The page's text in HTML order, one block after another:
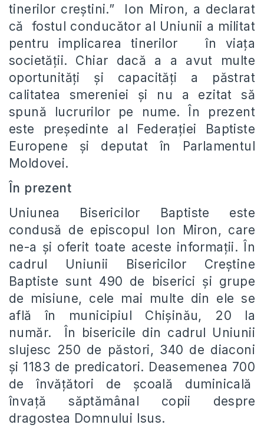
tinerilor creştini.” Ion Miron, a declarat
că fostul conducător al Uniunii a militat
pentru implicarea tinerilor în viaţa
societăţii. Chiar dacă a a avut multe
oportunităţi şi capacităţi a păstrat
calitatea smereniei şi nu a ezitat să
spună lucrurilor pe nume. În prezent
este preşedinte al Federaţiei Baptiste
Europene şi deputat în Parlamentul
Moldovei.
În prezent
Uniunea Bisericilor Baptiste este
condusă de episcopul Ion Miron, care
ne-a şi oferit toate aceste informaţii. În
cadrul Uniunii Bisericilor Creştine
Baptiste sunt 490 de biserici şi grupe
de misiune, cele mai multe din ele se
află în municipiul Chişinău, 20 la
număr. În bisericile din cadrul Uniunii
slujesc 250 de păstori, 340 de diaconi
şi 1183 de predicatori. Deasemenea 700
de învăţători de şcoală duminicală
învaţă săptămânal copii despre
dragostea Domnului Isus.